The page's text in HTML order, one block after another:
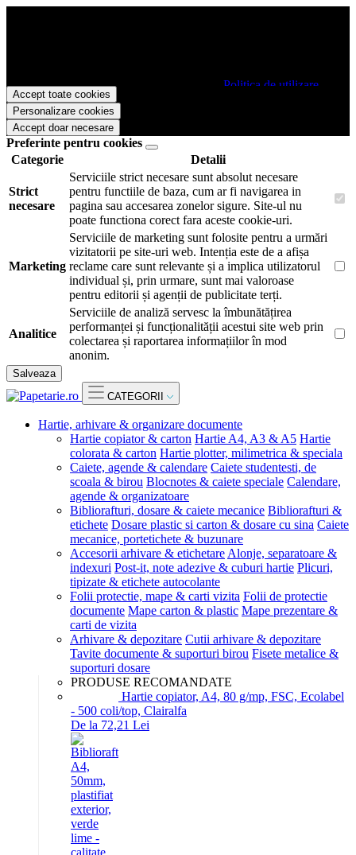
Papetarie.ro este necesar sa fiti de acord cu Politica de utilizare
cookie-uri.
Accept toate cookies
Personalizare cookies
Accept doar necesare
Preferinte pentru cookies
Categorie
Detalii
Strict
necesare
Serviciile strict necesare sunt absolut necesare
pentru functiile de baza, cum ar fi navigarea in
pagina sau accesarea zonelor sigure. Site-ul nu
poate functiona corect fara aceste cookie-uri.
Marketing
Serviciile de marketing sunt folosite pentru a urmări
vizitatorii pe site-uri web. Intenția este de a afișa
reclame care sunt relevante și a implica utilizatorul
individual și, prin urmare, sunt mai valoroase
pentru editorii și agenții de publicitate terți.
Analitice
Serviciile de analiză servesc la îmbunătățirea
performanței și funcționalității acestui site web prin
colectarea și raportarea informațiilor în mod
anonim.
Salveaza
CATEGORII
Hartie, arhivare & organizare documente
Hartie copiator & carton Hartie A4, A3 & A5 Hartie
colorata & carton Hartie plotter, milimetrica & speciala
Caiete, agende & calendare Caiete studentesti, de
scoala & birou Blocnotes & caiete speciale Calendare,
agende & organizatoare
Bibliorafturi, dosare & caiete mecanice Bibliorafturi &
etichete Dosare plastic si carton & dosare cu sina Caiete
mecanice, portetichete & buzunare
Accesorii arhivare & etichetare Alonje, separatoare &
indexuri Post-it, note adezive & cuburi hartie Plicuri,
tipizate & etichete autocolante
Folii protectie, mape & carti vizita Folii de protectie
documente Mape carton & plastic Mape prezentare &
carti de vizita
Arhivare & depozitare Cutii arhivare & depozitare
Tavite documente & suporturi birou Fisete metalice &
suporturi dosare
PRODUSE RECOMANDATE
Hartie copiator, A4, 80 g/mp, FSC, Ecolabel
- 500 coli/top, Clairalfa
De la 72,21 Lei